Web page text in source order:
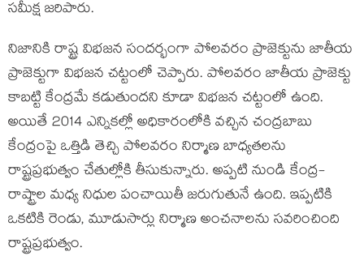
సమీక్ష జరిపారు.
నిజానికి రాష్ట్ర విభజన సందర్భంగా పోలవరం ప్రాజెక్టును జాతీయ
ప్రాజెక్టుగా విభజన చట్టంలో చెప్పారు. పోలవరం జాతీయ ప్రాజెక్టు
కాబట్టి కేంద్రమే కడుతుందని కూడా విభజన చట్టంలో ఉంది.
అయితే 2014 ఎన్నికల్లో అధికారంలోకి వచ్చిన చంద్రబాబు
కేంద్రంపై ఒత్తిడి తెచ్చి పోలవరం నిర్మాణ బాధ్యతలను
రాష్ట్రప్రభుత్వం చేతుల్లోకి తీసుకున్నారు. అప్పటి నుండి కేంద్ర-
రాష్ట్రాల మధ్య నిధుల పంచాయితీ జరుగుతునే ఉంది. ఇప్పటికి
ఒకటికి రెండు, మూడుసార్లు నిర్మాణ అంచనాలను సవరించింది
రాష్ట్రప్రభుత్వం.